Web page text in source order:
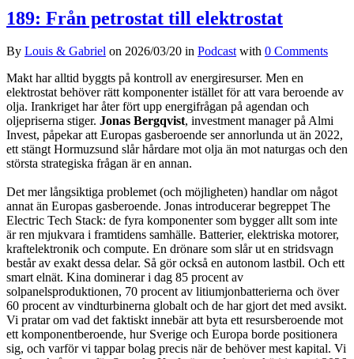
189: Från petrostat till elektrostat
By Louis & Gabriel on 2026/03/20 in Podcast with 0 Comments
Makt har alltid byggts på kontroll av energiresurser. Men en
elektrostat behöver rätt komponenter istället för att vara beroende av
olja. Irankriget har åter fört upp energifrågan på agendan och
oljepriserna stiger. Jonas Bergqvist, investment manager på Almi
Invest, påpekar att Europas gasberoende ser annorlunda ut än 2022,
ett stängt Hormuzsund slår hårdare mot olja än mot naturgas och den
största strategiska frågan är en annan.
Det mer långsiktiga problemet (och möjligheten) handlar om något
annat än Europas gasberoende. Jonas introducerar begreppet The
Electric Tech Stack: de fyra komponenter som bygger allt som inte
är ren mjukvara i framtidens samhälle. Batterier, elektriska motorer,
kraftelektronik och compute. En drönare som slår ut en stridsvagn
består av exakt dessa delar. Så gör också en autonom lastbil. Och ett
smart elnät. Kina dominerar i dag 85 procent av
solpanelsproduktionen, 70 procent av litiumjonbatterierna och över
60 procent av vindturbinerna globalt och de har gjort det med avsikt.
Vi pratar om vad det faktiskt innebär att byta ett resursberoende mot
ett komponentberoende, hur Sverige och Europa borde positionera
sig, och varför vi tappar bolag precis när de behöver mest kapital. Vi